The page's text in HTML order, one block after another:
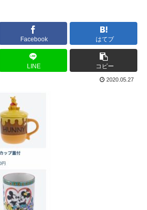
Facebook はてブ
LINE コピー
2020.05.27